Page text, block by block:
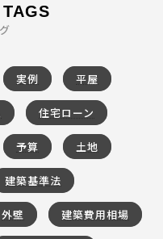
実例 平屋
住宅ローン
予算 土地
建築基準法
外壁 建築費用相場